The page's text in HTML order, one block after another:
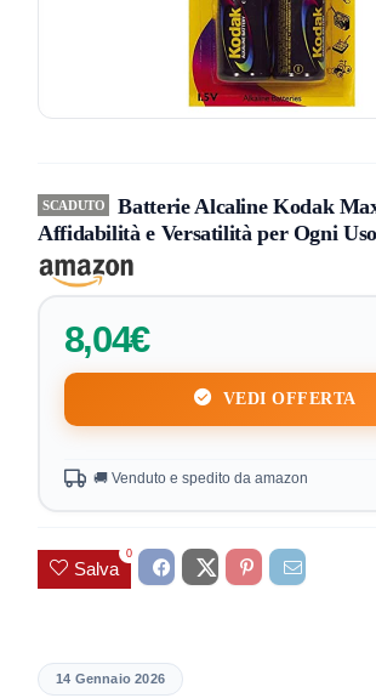
SCADUTO
Batterie Alcaline Kodak
Affidabilità e Versatilità per Ogni Uso
8,04€
VEDI OFFERTA
🚚 Venduto e spedito da amazon
Salva
0
14 Gennaio 2026